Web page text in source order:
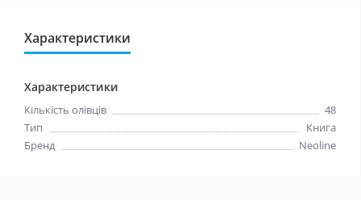
Характеристики
Характеристики
Кількість олівців
48
Тип
Книга
Бренд
Neoline